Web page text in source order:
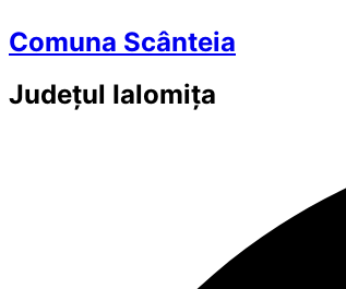
Comuna Scânteia
Județul Ialomița